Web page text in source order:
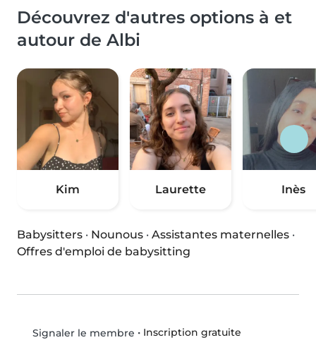
Découvrez d'autres options à et
autour de Albi
Kim Laurette Inès
Babysitters · Nounous · Assistantes maternelles ·
Offres d'emploi de babysitting
Signaler le membre • Inscription gratuite